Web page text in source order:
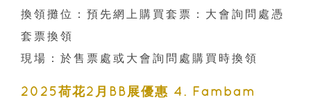
換領攤位：預先網上購買套票：大會詢問處憑
套票換領
現場：於售票處或大會詢問處購買時換領
2025荷花2月BB展優惠 4. Fambam